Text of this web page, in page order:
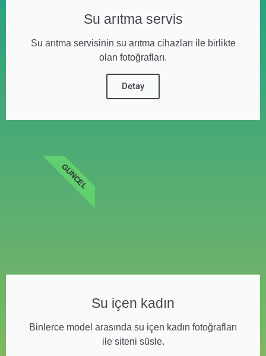
Su arıtma servis
Su arıtma servisinin su arıtma cihazları ile birlikte
olan fotoğrafları.
Detay
Su içen kadın
Binlerce model arasında su içen kadın fotoğrafları
ile siteni süsle.
GÜNCEL